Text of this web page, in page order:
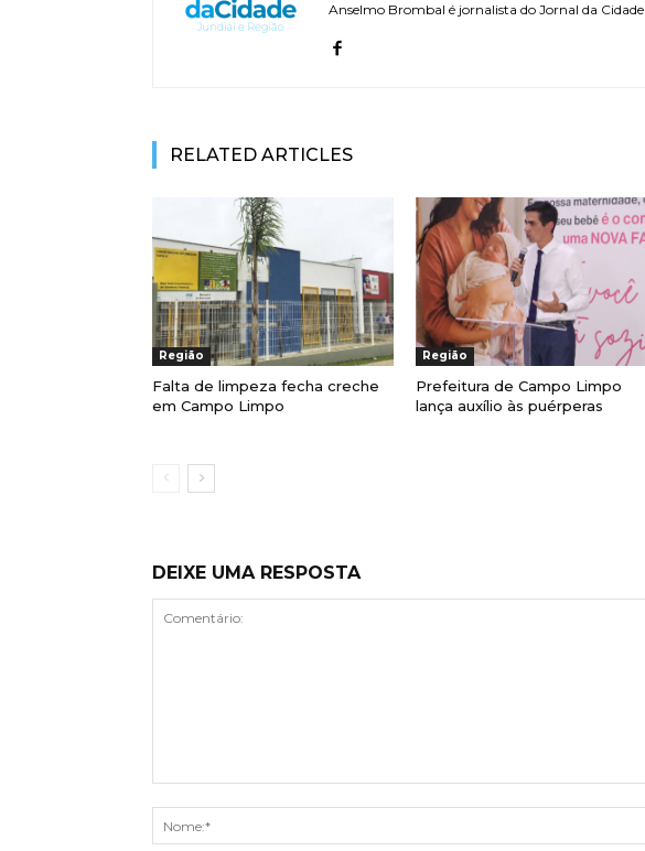
Anselmo Brombal é jornalista do Jornal da Cidade
RELATED ARTICLES
Região
Falta de limpeza fecha creche
em Campo Limpo
Região
Prefeitura de Campo Limpo
lança auxílio às puérperas
DEIXE UMA RESPOSTA